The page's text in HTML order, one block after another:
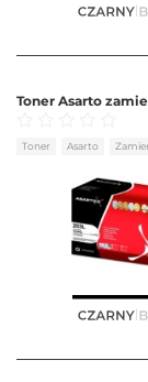
Toner Asarto
Toner Asarto